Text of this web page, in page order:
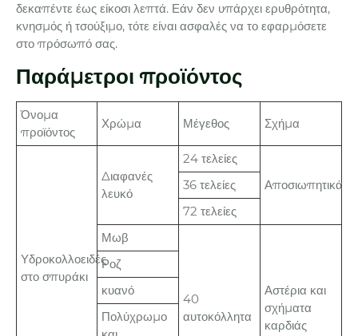
δεκαπέντε έως είκοσι λεπτά. Εάν δεν υπάρχει ερυθρότητα,
κνησμός ή τσούξιμο, τότε είναι ασφαλές να το εφαρμόσετε
στο πρόσωπό σας.
Παράμετροι προϊόντος
Όνομα
προϊόντος
Χρώμα Μέγεθος Σχήμα
Υδροκολλοειδές
στο σπυράκι
Διαφανές
λευκό
24 τελείες
Αποσιωπητικά
36 τελείες
72 τελείες
Μωβ
40
αυτοκόλλητα
Αστέρια και
σχήματα
καρδιάς
Ροζ
κυανό
Πολύχρωμο